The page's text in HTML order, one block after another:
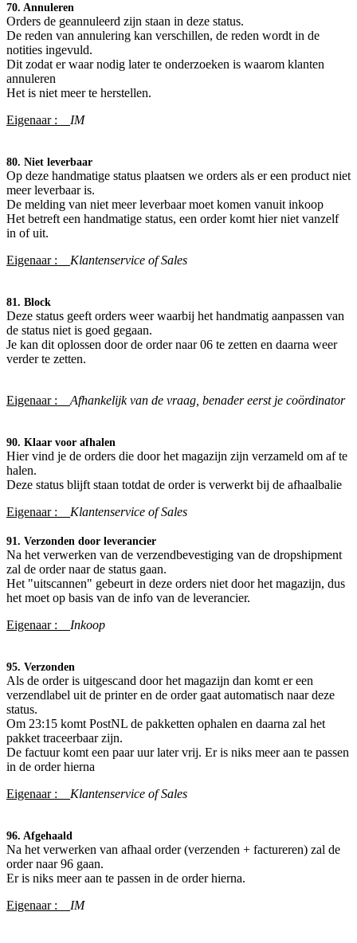
70. Annuleren
Orders de geannuleerd zijn staan in deze status.
De reden van annulering kan verschillen, de reden wordt in de
notities ingevuld.
Dit zodat er waar nodig later te onderzoeken is waarom klanten
annuleren
Het is niet meer te herstellen.
Eigenaar :
IM
80. Niet leverbaar
Op deze handmatige status plaatsen we orders als er een product niet
meer leverbaar is.
De melding van niet meer leverbaar moet komen vanuit inkoop
Het betreft een handmatige status, een order komt hier niet vanzelf
in of uit.
Eigenaar :
Klantenservice of Sales
81. Block
Deze status geeft orders weer waarbij het handmatig aanpassen van
de status niet is goed gegaan.
Je kan dit oplossen door de order naar 06 te zetten en daarna weer
verder te zetten.
Eigenaar : Afhankelijk van de vraag, benader eerst je coördinator​
90. Klaar voor afhalen
Hier vind je de orders die door het magazijn zijn verzameld om af te
halen.
Deze status blijft staan totdat de order is verwerkt bij de afhaalbalie
Eigenaar :
Klantenservice of Sales
91. Verzonden door leverancier
Na het verwerken van de verzendbevestiging van de dropshipment
zal de order naar de status gaan.
Het "uitscannen" gebeurt in deze orders niet door het magazijn, dus
het moet op basis van de info van de leverancier.
Eigenaar :
Inkoop
95. Verzonden
Als de order is uitgescand door het magazijn dan komt er een
verzendlabel uit de printer en de order gaat automatisch naar deze
status.
Om 23:15 komt PostNL de pakketten ophalen en daarna zal het
pakket traceerbaar zijn.
De factuur komt een paar uur later vrij. Er is niks meer aan te passen
in de order hierna
Eigenaar :
Klantenservice of Sales
96. Afgehaald
Na het verwerken van afhaal order (verzenden + factureren) zal de
order naar 96 gaan.
Er is niks meer aan te passen in de order hierna.
Eigenaar :
IM